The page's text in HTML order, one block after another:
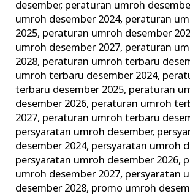
desember, peraturan umroh
umroh desember 2024, peraturan
2025, peraturan umroh desember
umroh desember 2027, peraturan
2028, peraturan umroh terbaru
umroh terbaru desember 2024,
terbaru desember 2025, peraturan
desember 2026, peraturan umroh
2027, peraturan umroh terbaru
persyaratan umroh desember,
desember 2024, persyaratan umroh
persyaratan umroh desember 2026,
umroh desember 2027, persyaratan
desember 2028, promo umroh